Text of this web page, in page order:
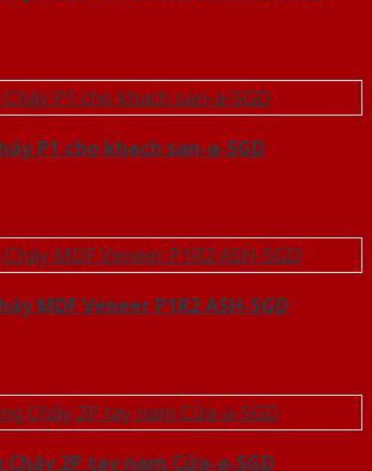
P1 cho khach san-a-SGD
MDF Veneer P1R2 ASH-SGD
Cháy 2P tay nam Cửa-a-SGD